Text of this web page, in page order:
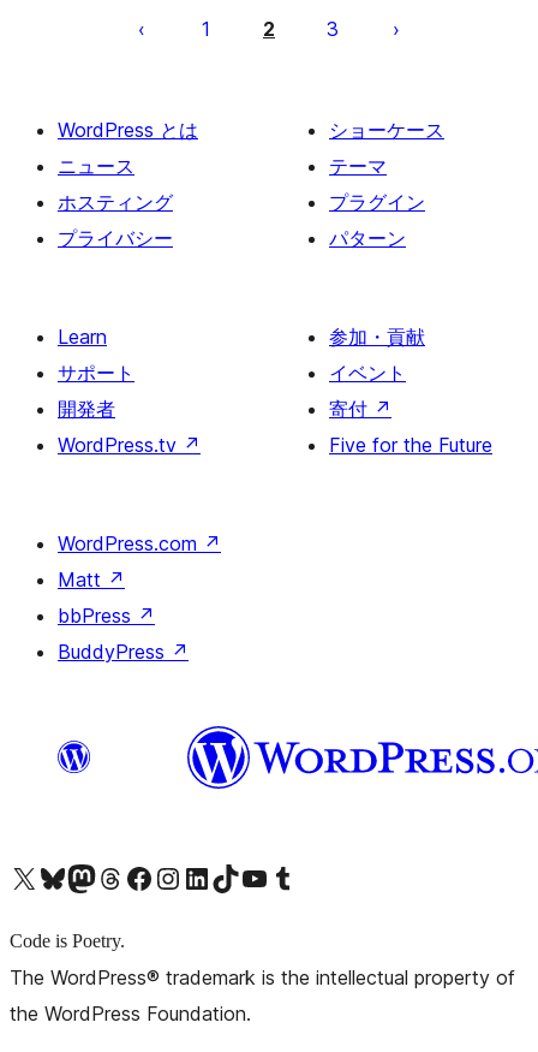
ー
ジ
送
り
1 2 3
WordPress とは
ニュース
ホスティング
プライバシー
ショーケース
テーマ
プラグイン
パターン
Learn
サポート
開発者
WordPress.tv ↗
参加・貢献
イベント
寄付 ↗
Five for the Future
WordPress.com ↗
Matt ↗
bbPress ↗
BuddyPress ↗
X (旧 Twitter) アカウントへBluesky アカウントへMastodon アカウントへThreads アカウントへ Facebook ページへInstagram アカウントへ LinkedIn アカウントへTikTok アカウントへYouTube チャンネルへ Tumblr アカウントへ
Code is Poetry.
The WordPress® trademark is the intellectual property of
the WordPress Foundation.